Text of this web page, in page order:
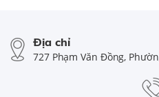
Địa chỉ
727 Phạm Văn Đồng,